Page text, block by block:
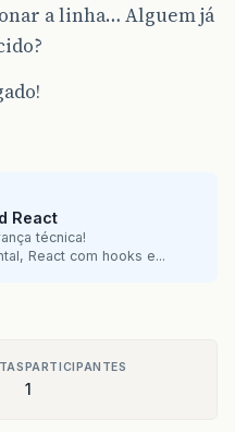
a linha… Alguem já
React
técnica!
React com hooks e...
PARTICIPANTES
1